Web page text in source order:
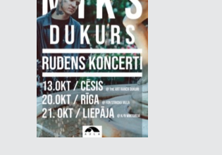
oktobrī),
pirms valsts svētkiem paredzēts
bet
dziedātājs ir dzimis kurzemnieks!
dalamies
katrā no koncertiem!
Trīs pilsētas, trīs skaisti rudens
vasaras, lēnām ielienam katrs